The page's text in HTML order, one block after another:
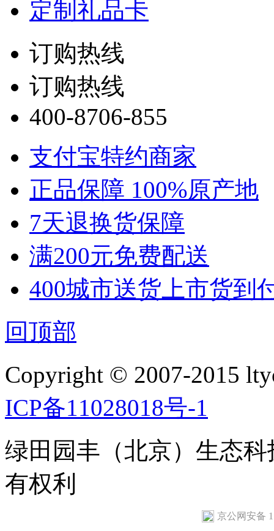
定制礼品卡
订购热线
订购热线
400-8706-855
支付宝特约商家
正品保障 100%原产地
7天退换货保障
满200元免费配送
400城市送货上市货到
回顶部
Copyright © 2007-2015
ICP备11028018号-1
绿田园丰（北京）生态
有权利
京公网安备